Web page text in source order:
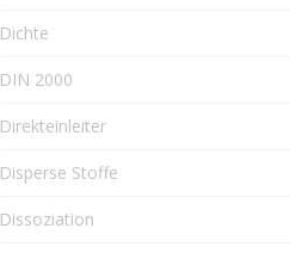
Dichte
DIN 2000
Direkteinleiter
Disperse Stoffe
Dissoziation